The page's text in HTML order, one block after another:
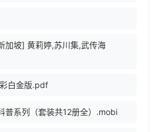
加坡] 黄莉婷,苏川集,武传海
白金版.pdf
普系列（套装共12册全）.mobi